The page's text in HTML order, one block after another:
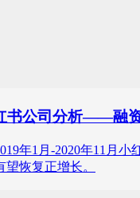
书公司分析——融
年1月-2020年11月
恢复正增长。